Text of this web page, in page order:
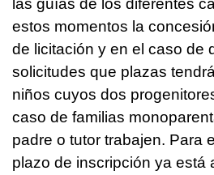
las guías de los diferentes
estos momentos la
de licitación y en el caso de
solicitudes que plazas
niños cuyos dos
caso de familias
padre o tutor trabajen. Para
plazo de inscripción ya está